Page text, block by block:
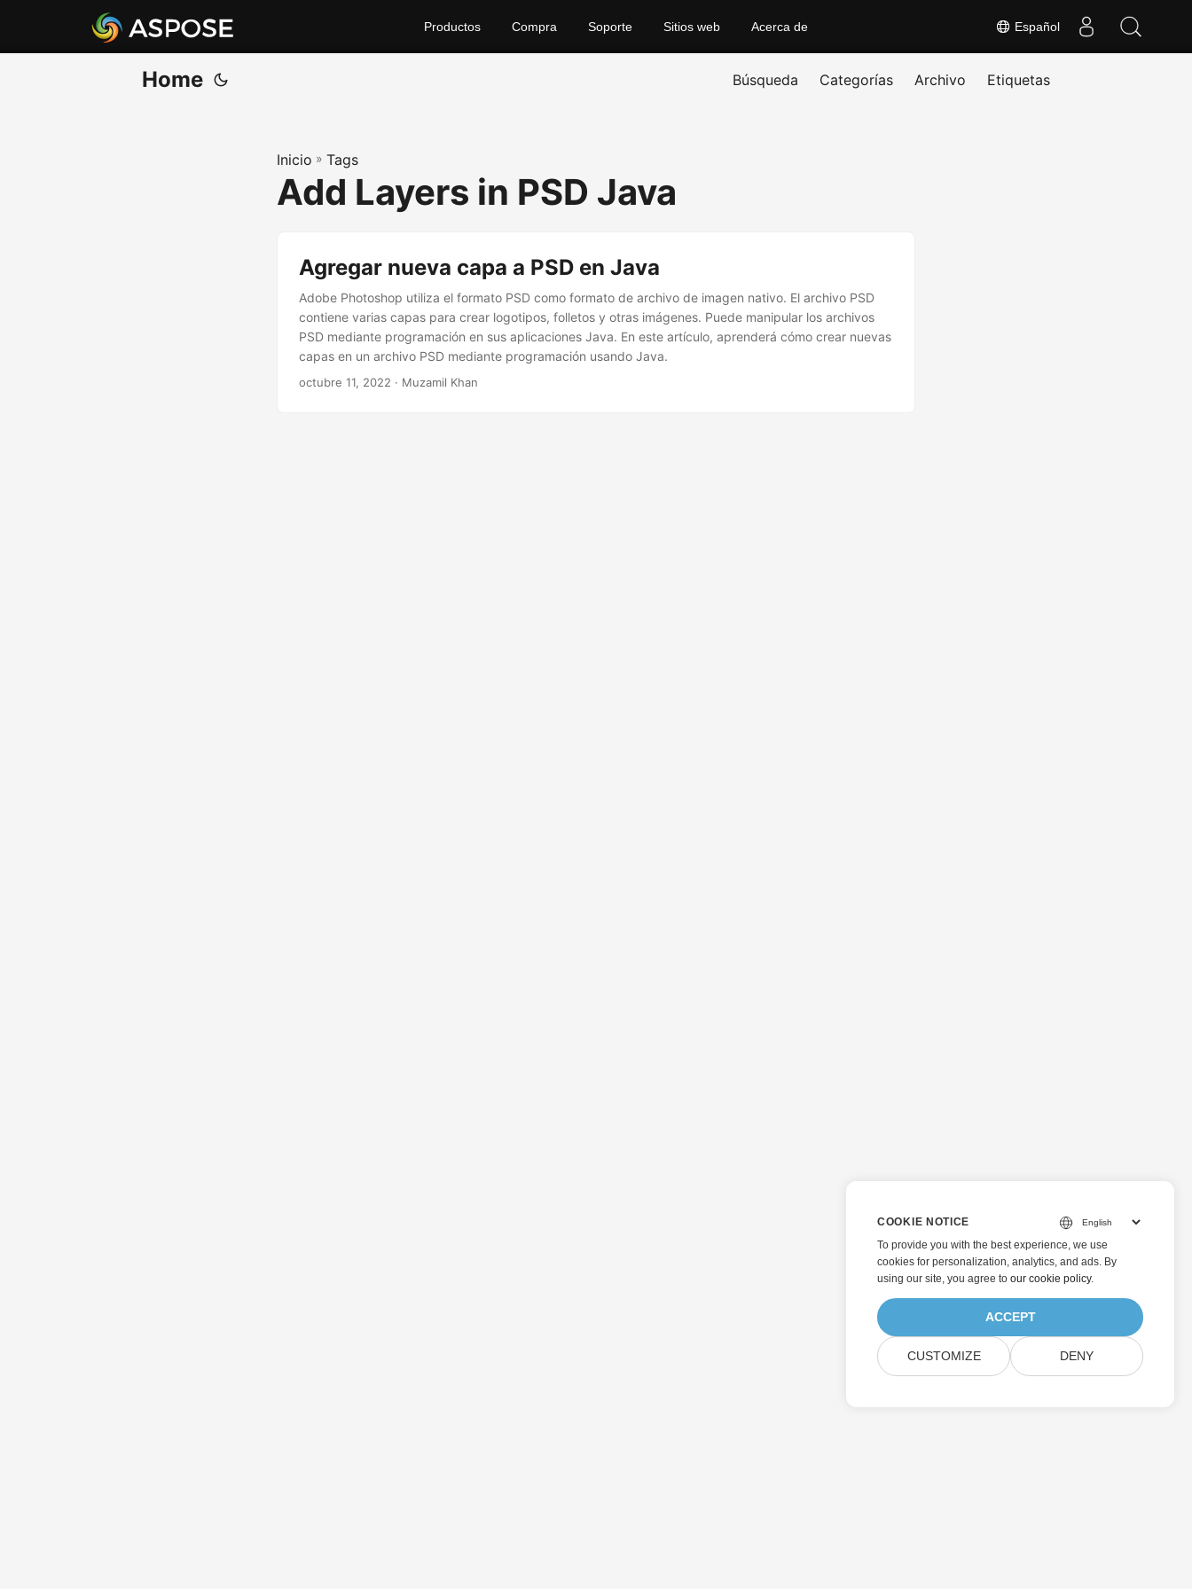
Español
Productos Compra Soporte Sitios web Acerca de
Home Búsqueda Categorías Archivo Etiquetas
Inicio » Tags
Add Layers in PSD Java
Agregar nueva capa a PSD en Java
Adobe Photoshop utiliza el formato PSD como formato de archivo de imagen nativo. El archivo PSD
contiene varias capas para crear logotipos, folletos y otras imágenes. Puede manipular los archivos
PSD mediante programación en sus aplicaciones Java. En este artículo, aprenderá cómo crear nuevas
capas en un archivo PSD mediante programación usando Java.
octubre 11, 2022 · Muzamil Khan
COOKIE NOTICE
To provide you with the best experience, we use
cookies for personalization, analytics, and ads. By
using our site, you agree to our cookie policy.
ACCEPT
CUSTOMIZE DENY